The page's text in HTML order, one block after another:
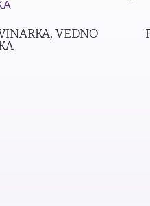
VEDNO